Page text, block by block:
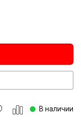
В наличии